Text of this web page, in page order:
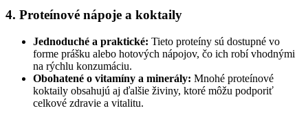
4. Proteínové nápoje a koktaily
Jednoduché a praktické: Tieto proteíny sú dostupné vo
forme prášku alebo hotových nápojov, čo ich robí vhodnými
na rýchlu konzumáciu.
Obohatené o vitamíny a minerály: Mnohé proteínové
koktaily obsahujú aj ďalšie živiny, ktoré môžu podporiť
celkové zdravie a vitalitu.